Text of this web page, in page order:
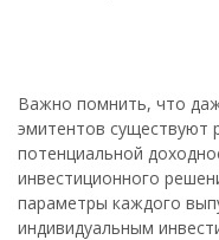
Важно помнить, что
эмитентов существуют
потенциальной
инвестиционного
параметры каждого
индивидуальным